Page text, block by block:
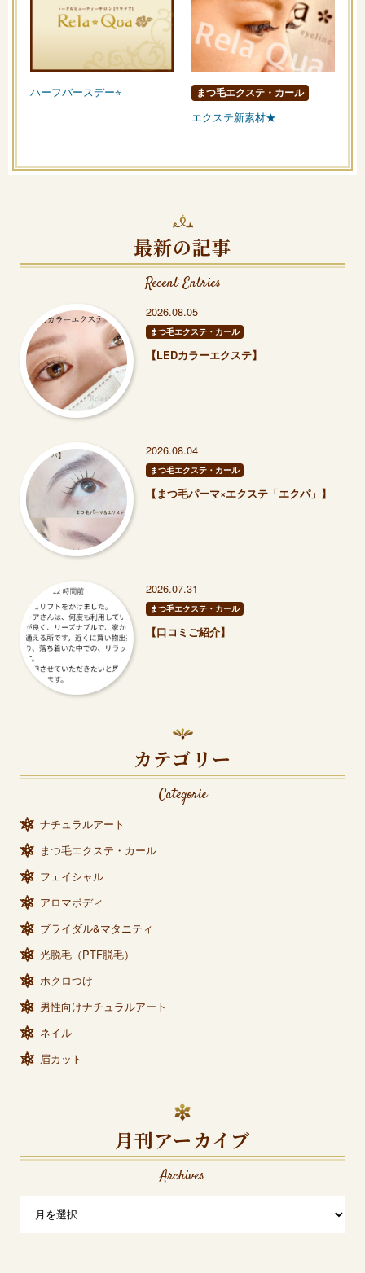
ハーフバースデー⭐︎ まつ毛エクステ・カール
エクステ新素材★
最新の記事
Recent Entries
2026.08.05
まつ毛エクステ・カール
【LEDカラーエクステ】
2026.08.04
まつ毛エクステ・カール
【まつ毛パーマ×エクステ「エクパ」】
2026.07.31
まつ毛エクステ・カール
【口コミご紹介】
カテゴリー
Categorie
ナチュラルアート
まつ毛エクステ・カール
フェイシャル
アロマボディ
ブライダル&マタニティ
光脱毛（PTF脱毛）
ホクロつけ
男性向けナチュラルアート
ネイル
眉カット
月刊アーカイブ
Archives